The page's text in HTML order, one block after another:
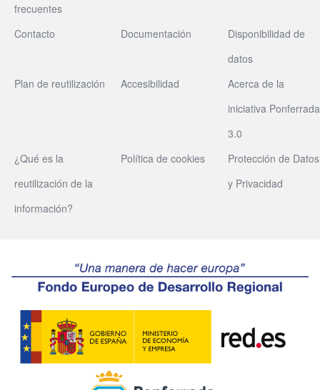
frecuentes
Contacto Documentación
Disponibilidad de
datos
Plan de reutilización
Accesibilidad
Acerca de la
iniciativa Ponferrada
3.0
¿Qué es la
reutilización de la
información?
Política de cookies
Protección de Datos
y Privacidad